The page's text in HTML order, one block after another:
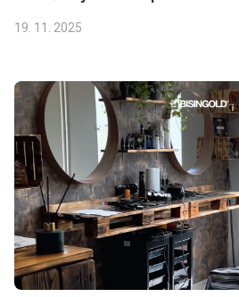
19. 11. 2025